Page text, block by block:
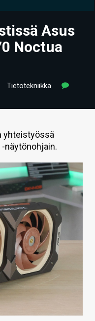
Asus
Noctua
Tietotekniikka
yhteistyössä
-näytönohjain.